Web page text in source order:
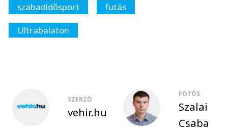
szabadidősport
futás
Ultrabalaton
SZERZŐ
vehir.hu
FOTÓS
Szalai
Csaba